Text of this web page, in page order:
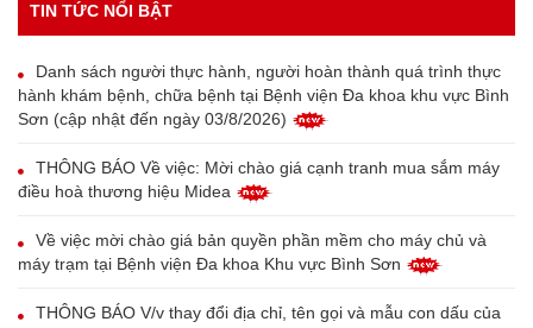
TIN TỨC NỔI BẬT
Danh sách người thực hành, người hoàn thành quá trình thực
hành khám bệnh, chữa bệnh tại Bệnh viện Đa khoa khu vực Bình
Sơn (cập nhật đến ngày 03/8/2026)
THÔNG BÁO Về việc: Mời chào giá cạnh tranh mua sắm máy
điều hoà thương hiệu Midea
Về việc mời chào giá bản quyền phần mềm cho máy chủ và
máy trạm tại Bệnh viện Đa khoa Khu vực Bình Sơn
THÔNG BÁO V/v thay đổi địa chỉ, tên gọi và mẫu con dấu của